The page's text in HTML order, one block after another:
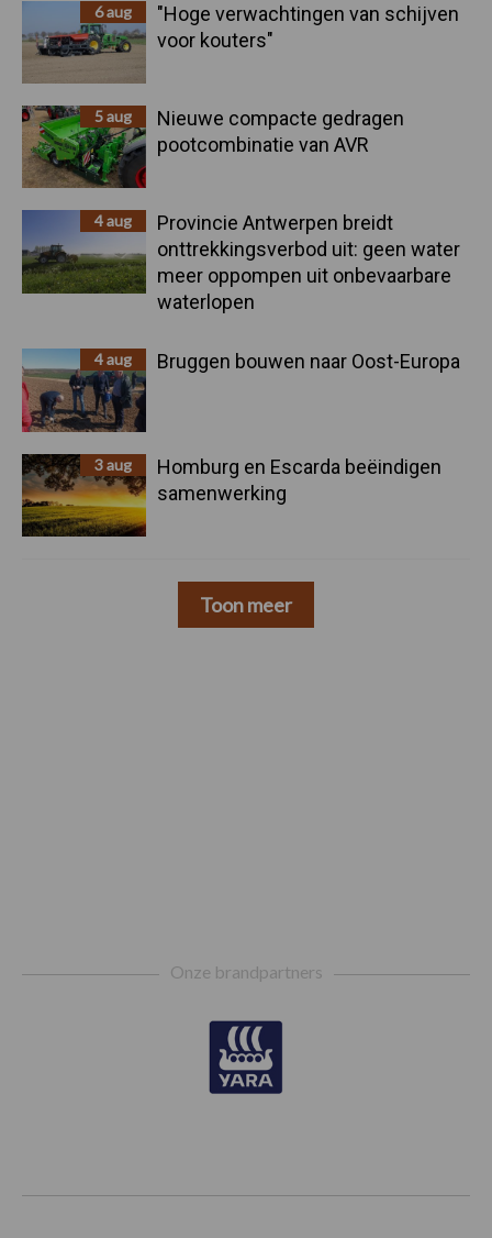
6 aug
"Hoge verwachtingen van schijven
voor kouters"
5 aug
Nieuwe compacte gedragen
pootcombinatie van AVR
4 aug
Provincie Antwerpen breidt
onttrekkingsverbod uit: geen water
meer oppompen uit onbevaarbare
waterlopen
4 aug Bruggen bouwen naar Oost-Europa
3 aug
Homburg en Escarda beëindigen
samenwerking
Toon meer
Onze brandpartners